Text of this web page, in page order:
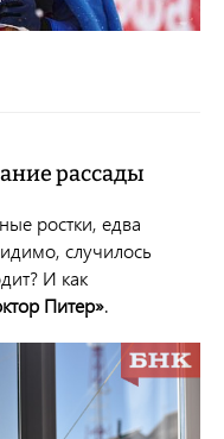
рассады
ростки, едва
случилось
И как
Питер».